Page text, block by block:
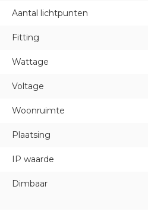
Aantal lichtpunten
Fitting
Wattage
Voltage
Woonruimte
Plaatsing
IP waarde
Dimbaar